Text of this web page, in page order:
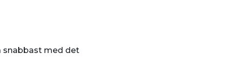
snabbast med det